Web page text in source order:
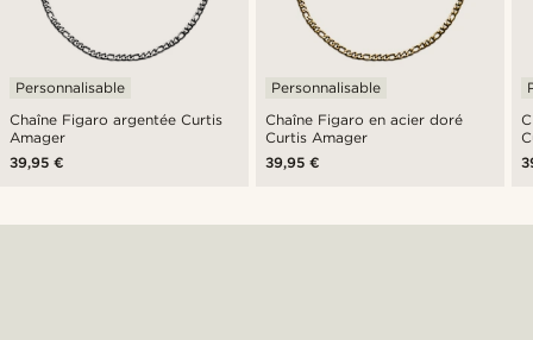
Chaîne Figaro argentée Curtis
Amager
Personnalisable
39,95 €
Chaîne Figaro en acier doré
Curtis Amager
Personnalisable
39,95 €